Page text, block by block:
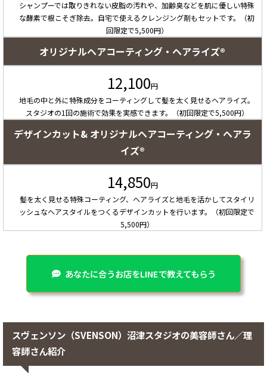
シャンプーでは取りきれない皮脂の汚れや、加齢臭などを肌に優しい特殊
な酵素で根こそぎ除去。自宅で使えるクレンジング剤もセットです。（初
回限定で5,500円）
オリジナルヘアコーティング・ヘアライズ®
12,100円
地毛の中と外に特殊成分をコーティングして髪を太く見せるヘアライズ。
スタジオの1回の施術で効果を実感できます。（初回限定で5,500円）
デザインカット& オリジナルヘアコーティング・ヘアラ
イズ®
14,850円
髪を太く見せる特殊コーティング、ヘアライズと地毛を活かしてスタイリ
ッシュなヘアスタイルをつくるデザインカットを行います。（初回限定で
5,500円）
あなたに合うお店をLINEで教えてもらう
スヴェンソン（SVENSON）沼津スタジオの美容師さん／理
容師さん紹介